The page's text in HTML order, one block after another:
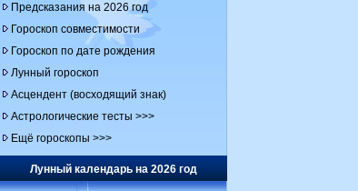
Предсказания на 2026 год
Гороскоп совместимости
Гороскоп по дате рождения
Лунный гороскоп
Асцендент (восходящий знак)
Астрологические тесты >>>
Ещё гороскопы >>>
Лунный календарь на 2026 год